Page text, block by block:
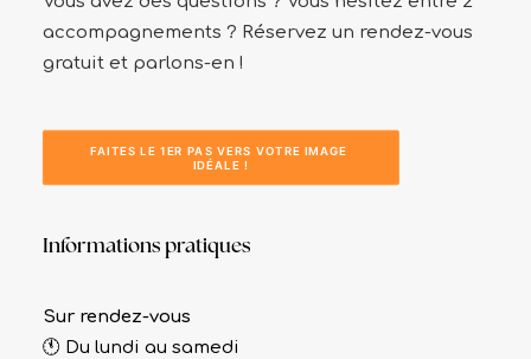
accompagnements ? Réservez un rendez-vous
gratuit et parlons-en !
FAITES LE 1ER PAS VERS VOTRE IMAGE
IDÉALE !
Informations pratiques
Sur rendez-vous
🕚 Du lundi au samedi